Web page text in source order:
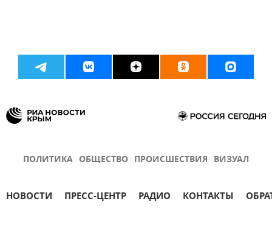
ПОЛИТИКА ОБЩЕСТВО ПРОИСШЕСТВИЯ ВИЗУАЛ
НОВОСТИ ПРЕСС-ЦЕНТР РАДИО КОНТАКТЫ